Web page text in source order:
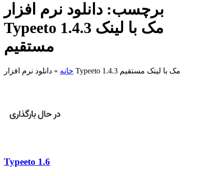
برچسب: دانلود نرم افزار
Typeeto 1.4.3 مک با لینک
مستقیم
خانه » دانلود نرم افزار Typeeto 1.4.3 مک با لینک مستقیم
Typeeto 1.6